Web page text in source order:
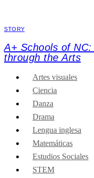
STORY
A+ Schools of
through the Arts
Artes visuales
Ciencia
Danza
Drama
Lengua inglesa
Matemáticas
Estudios Sociales
STEM